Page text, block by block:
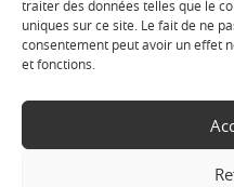
traiter des données telles que le
uniques sur ce site. Le fait de ne
consentement peut avoir un effet
et fonctions.
Copyright ⒸLe Fontanil-
confidentialité- Réalisation :